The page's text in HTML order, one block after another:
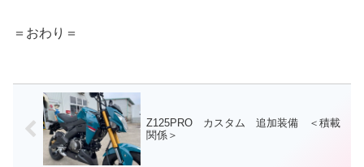
＝おわり＝
Z125PRO カスタム 追加装備 ＜積載
関係＞